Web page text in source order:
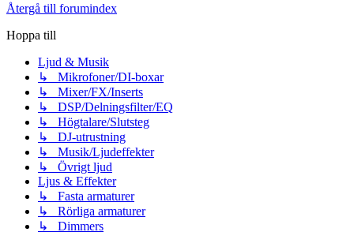
Återgå till forumindex
Hoppa till
Ljud & Musik
↳ Mikrofoner/DI-boxar
↳ Mixer/FX/Inserts
↳ DSP/Delningsfilter/EQ
↳ Högtalare/Slutsteg
↳ DJ-utrustning
↳ Musik/Ljudeffekter
↳ Övrigt ljud
Ljus & Effekter
↳ Fasta armaturer
↳ Rörliga armaturer
↳ Dimmers